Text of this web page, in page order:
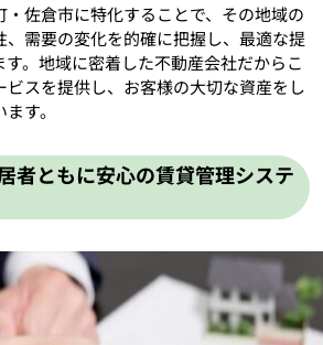
佐倉市に特化することで、その地域の
需要の変化を的確に把握し、最適な提
。地域に密着した不動産会社だからこ
ビスを提供し、お客様の大切な資産をし
す。
者ともに安心の賃貸管理システ